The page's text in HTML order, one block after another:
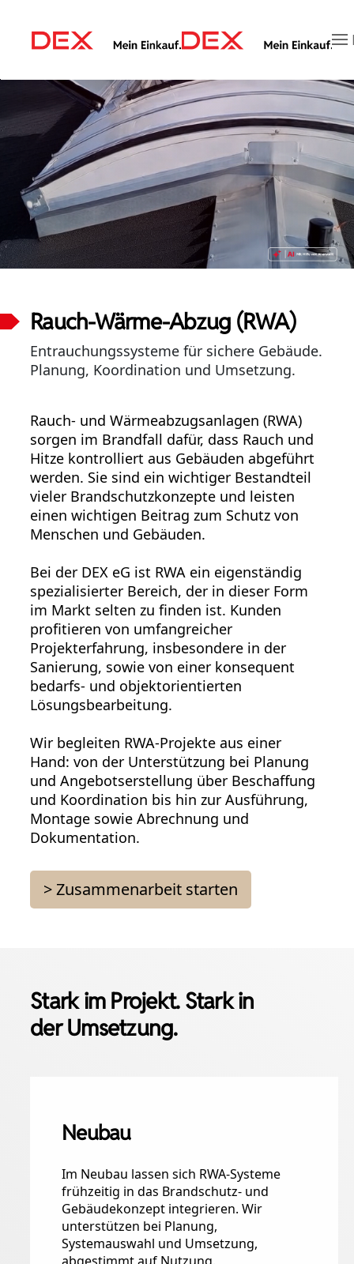
Zum Hauptinhalt springen
Rauch-Wärme-Abzug (RWA)
Entrauchungssysteme für sichere Gebäude.
Planung, Koordination und Umsetzung.
Rauch- und Wärmeabzugsanlagen (RWA)
sorgen im Brandfall dafür, dass Rauch und
Hitze kontrolliert aus Gebäuden abgeführt
werden. Sie sind ein wichtiger Bestandteil
vieler Brandschutzkonzepte und leisten
einen wichtigen Beitrag zum Schutz von
Menschen und Gebäuden.
Bei der DEX eG ist RWA ein eigenständig
spezialisierter Bereich, der in dieser Form
im Markt selten zu finden ist. Kunden
profitieren von umfangreicher
Projekterfahrung, insbesondere in der
Sanierung, sowie von einer konsequent
bedarfs- und objektorientierten
Lösungsbearbeitung.
Wir begleiten RWA-Projekte aus einer
Hand: von der Unterstützung bei Planung
und Angebotserstellung über Beschaffung
und Koordination bis hin zur Ausführung,
Montage sowie Abrechnung und
Dokumentation.
> Zusammenarbeit starten
Stark im Projekt. Stark in
der Umsetzung.
Neubau
Im Neubau lassen sich RWA-Systeme
frühzeitig in das Brandschutz- und
Gebäudekonzept integrieren. Wir
unterstützen bei Planung,
Systemauswahl und Umsetzung,
abgestimmt auf Nutzung,